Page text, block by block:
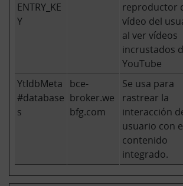
ENTRY_KE
Y
reproductor
vídeo del
al ver vídeos
incrustados
YouTube
YtIdbMeta
#database
s
bce-
broker.we
bfg.com
Se usa para
rastrear la
interacción
usuario con
contenido
integrado.